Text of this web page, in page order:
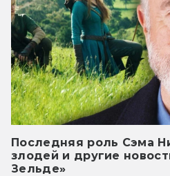
Последняя роль Сэма
злодей и другие
Зельде»